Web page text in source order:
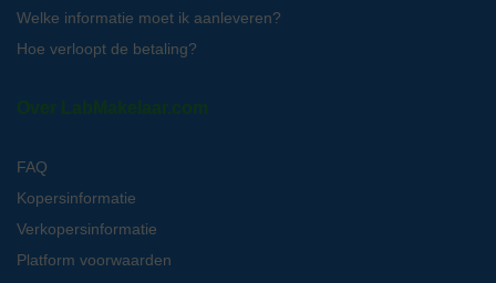
Welke informatie moet ik aanleveren?
Hoe verloopt de betaling?
Over LabMakelaar.com
FAQ
Kopersinformatie
Verkopersinformatie
Platform voorwaarden